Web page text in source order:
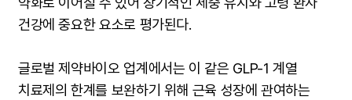
건강에 중요한 요소로 평가된다.
글로벌 제약바이오 업계에서는 이 같은 GLP-1 계열
치료제의 한계를 보완하기 위해 근육 성장에 관여하는